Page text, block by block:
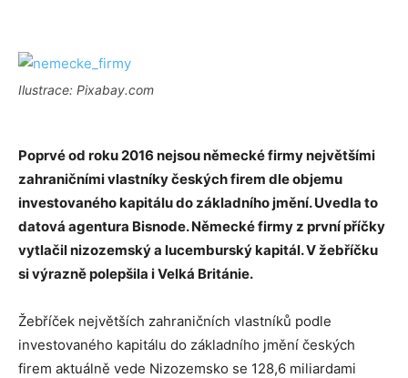
Ilustrace: Pixabay.com
Poprvé od roku 2016 nejsou německé firmy největšími
zahraničními vlastníky českých firem dle objemu
investovaného kapitálu do základního jmění. Uvedla to
datová agentura Bisnode. Německé firmy z první příčky
vytlačil nizozemský a lucemburský kapitál. V žebříčku
si výrazně polepšila i Velká Británie.
Žebříček největších zahraničních vlastníků podle
investovaného kapitálu do základního jmění českých
firem aktuálně vede Nizozemsko se 128,6 miliardami